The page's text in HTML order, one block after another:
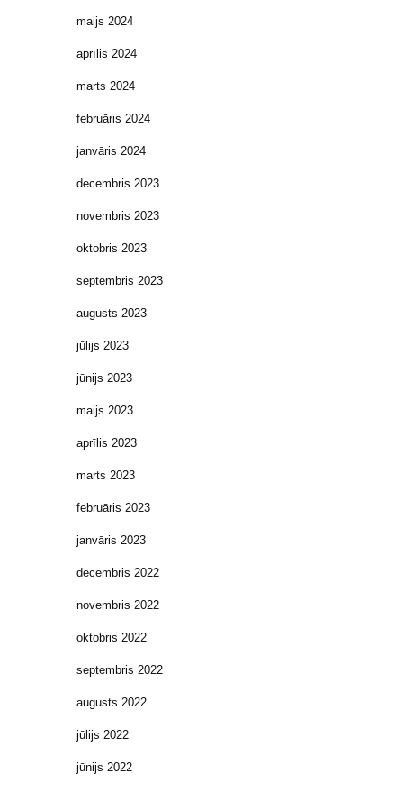
maijs 2024
aprīlis 2024
marts 2024
februāris 2024
janvāris 2024
decembris 2023
novembris 2023
oktobris 2023
septembris 2023
augusts 2023
jūlijs 2023
jūnijs 2023
maijs 2023
aprīlis 2023
marts 2023
februāris 2023
janvāris 2023
decembris 2022
novembris 2022
oktobris 2022
septembris 2022
augusts 2022
jūlijs 2022
jūnijs 2022